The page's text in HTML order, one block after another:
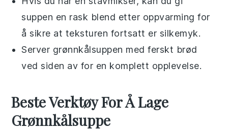
suppen en rask blend etter oppvarming for
å sikre at teksturen fortsatt er silkemyk.
Server grønnkålsuppen med ferskt brød
ved siden av for en komplett opplevelse.
Beste Verktøy For Å Lage
Grønnkålsuppe